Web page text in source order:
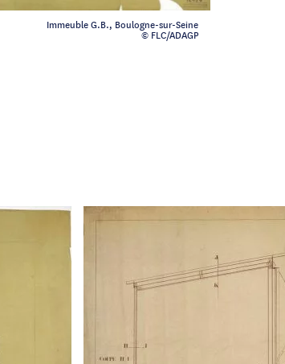
Immeuble G.B., Boulogne-sur-Seine
© FLC/ADAGP